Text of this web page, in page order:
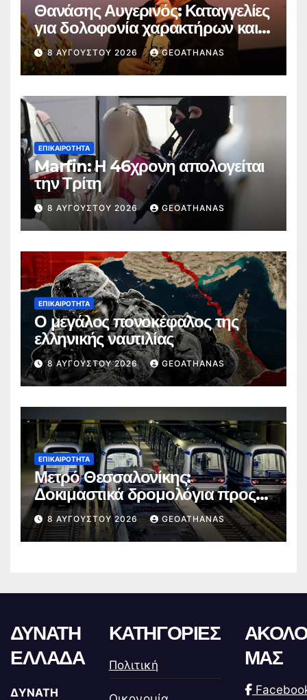
Θανάσης Αυγερινός: Καταγγελίες
για δολοφονία χαρακτήρων και
παραπληροφόρηση
8 ΑΥΓΟΎΣΤΟΥ 2026 GEOATHANAS
ΕΠΙΚΑΙΡΌΤΗΤΑ
Marfin: Η 46χρονη απολογείται
την Τρίτη
8 ΑΥΓΟΎΣΤΟΥ 2026 GEOATHANAS
ΕΠΙΚΑΙΡΌΤΗΤΑ
Ο μεγάλος πονοκέφαλος της
ελληνικής ναυτιλίας
8 ΑΥΓΟΎΣΤΟΥ 2026 GEOATHANAS
ΕΠΙΚΑΙΡΌΤΗΤΑ
Μετρό Θεσσαλονίκης:
Δοκιμαστικά δρομολόγια προς
Καλαμαριά
8 ΑΥΓΟΎΣΤΟΥ 2026 GEOATHANAS
ΔΥΝΑΤΗ
ΕΛΛΑΔΑ
ΔΥΝΑΤΗ
ΚΑΤΗΓΟΡΙΕΣ
Πολιτική
ΜΑΣ